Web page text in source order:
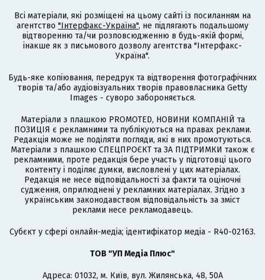
Всі матеріали, які розміщені на цьому сайті із посиланням на
агентство "Інтерфакс-Україна", не підлягають подальшому
відтворенню та/чи розповсюдженню в будь-якій формі,
інакше як з письмового дозволу агентства "Інтерфакс-
Україна".
Будь-яке копіювання, передрук та відтворення фотографічних
творів та/або аудіовізуальних творів правовласника Getty
Images - суворо забороняється.
Матеріали з плашкою PROMOTED, НОВИНИ КОМПАНІЙ та
ПОЗИЦІЯ є рекламними та публікуються на правах реклами.
Редакція може не поділяти погляди, які в них промотуються.
Матеріали з плашкою СПЕЦПРОЄКТ та ЗА ПІДТРИМКИ також є
рекламними, проте редакція бере участь у підготовці цього
контенту і поділяє думки, висловлені у цих матеріалах.
Редакція не несе відповідальності за факти та оціночні
судження, оприлюднені у рекламних матеріалах. Згідно з
українським законодавством відповідальність за зміст
реклами несе рекламодавець.
Cубєкт у сфері онлайн-медіа; ідентифікатор медіа - R40-02163.
ТОВ "УП Медіа Плюс"
Адреса: 01032, м. Київ, вул. Жилянська, 48, 50А